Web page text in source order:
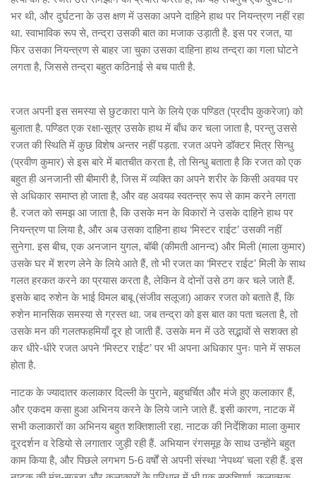
भर थी, और दुर्घटना के उस क्षण में उसका अपने दाहिने हाथ पर नियन्त्रण नहीं रहा
था. स्वाभाविक रूप से, तन्द्रा उसकी बात का मजाक उड़ाती है. इस पर रजत, या
फिर उसका नियन्त्रण से बाहर जा चुका उसका दाहिना हाथ तन्द्रा का गला घोटने
लगता है, जिससे तन्द्रा बहुत कठिनाई से बच पाती है.
रजत अपनी इस समस्या से छुटकारा पाने के लिये एक पण्डित (प्रदीप कुकरेजा) को
बुलाता है. पण्डित एक रक्षा-सूत्र उसके हाथ में बाँध कर चला जाता है, परन्तु उससे
रजत की स्थिति में कुछ विशेष अन्तर नहीं पड़ता. रजत अपने डॉक्टर मित्र सिन्धु
(प्रवीण कुमार) से इस बारे में बातचीत करता है, तो सिन्धु बताता है कि रजत को एक
बहुत ही अनजानी सी बीमारी है, जिस में व्यक्ति का अपने शरीर के किसी अवयव पर
से अधिकार समाप्त हो जाता है, और वह अवयव स्वतन्त्र रूप से काम करने लगता
है. रजत को समझ आ जाता है, कि उसके मन के विकारों ने उसके दाहिने हाथ पर
नियन्त्रण पा लिया है, और अब उसका दाहिना हाथ ‘मिस्टर राईट’ उसकी नहीं
सुनेगा. इस बीच, एक अनजान युगल, बॉबी (कीमती आनन्द) और मिली (माला कुमार)
उसके घर में शरण लेने के लिये आते हैं, तो भी रजत का ‘मिस्टर राईट’ मिली के साथ
गलत हरकत करने का प्रयास करता है, लेकिन वे दोनों उसे ठग कर चले जाते हैं.
इसके बाद रुशेन के भाई विमल बाबू (संजीव सलूजा) आकर रजत को बताते हैं, कि
रुशेन मानसिक समस्या से ग्रस्त था. जब तन्द्रा को इस बात का पता चलता है, तो
उसके मन की गलतफहमियाँ दूर हो जाती हैं. उसके मन में उठे सद्भावों से सशक्त हो
कर धीरे-धीरे रजत अपने ‘मिस्टर राईट’ पर भी अपना अधिकार पुनः पाने में सफल
होता है.
नाटक के ज्यादातर कलाकार दिल्ली के पुराने, बहुचर्चित और मंजे हुए कलाकार हैं,
और एकदम कसा हुआ अभिनय करने के लिये जाने जाते हैं. इसी कारण, नाटक में
सभी कलाकारों का अभिनय बहुत शक्तिशाली रहा. नाटक की निर्देशिका माला कुमार
दूरदर्शन व रेडियो से लगातार जुड़ी रही हैं. अभियान रंगसमूह के साथ उन्होंने बहुत
काम किया है, और पिछले लगभग 5-6 वर्षों से अपनी संस्था ‘नेपथ्य’ चला रही हैं. इस